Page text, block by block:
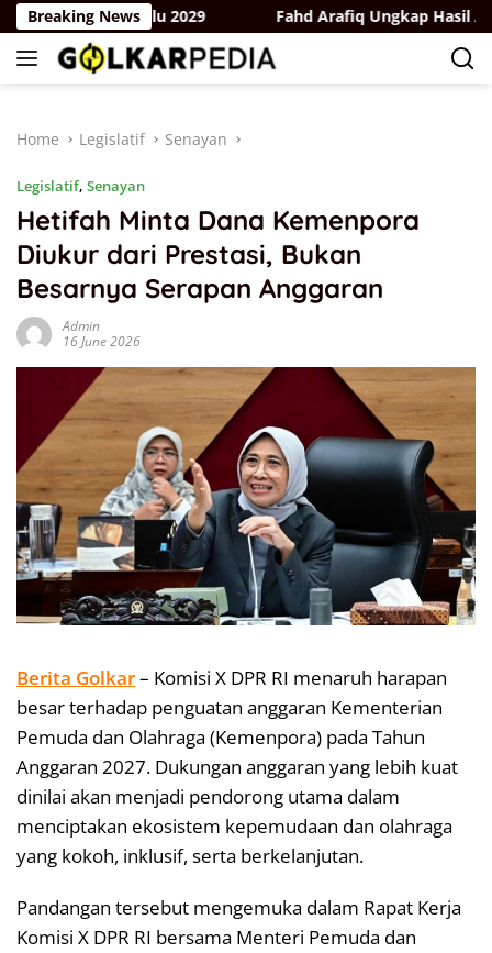
Skip
to
content
Breaking News
Hadapi Pemilu 2029 Fahd Arafiq Ungkap Hasil Audit
Home Legislatif Senayan
Legislatif, Senayan
Hetifah Minta Dana Kemenpora
Diukur dari Prestasi, Bukan
Besarnya Serapan Anggaran
Admin
16 June 2026
Berita Golkar– Komisi X DPR RI menaruh harapan
besar terhadap penguatan anggaran Kementerian
Pemuda dan Olahraga (Kemenpora) pada Tahun
Anggaran 2027. Dukungan anggaran yang lebih kuat
dinilai akan menjadi pendorong utama dalam
menciptakan ekosistem kepemudaan dan olahraga
yang kokoh, inklusif, serta berkelanjutan.
Pandangan tersebut mengemuka dalam Rapat Kerja
Komisi X DPR RI bersama Menteri Pemuda dan